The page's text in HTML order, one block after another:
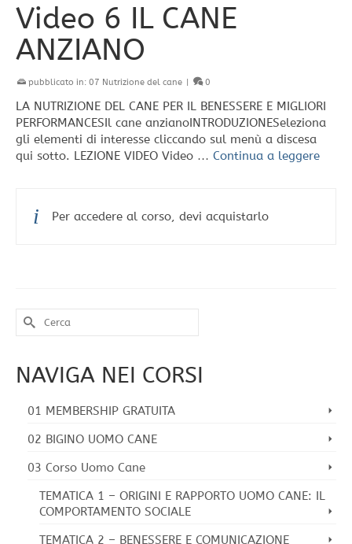
Video 6 IL CANE
ANZIANO
pubblicato in: 07 Nutrizione del cane | 0
LA NUTRIZIONE DEL CANE PER IL BENESSERE E MIGLIORI
PERFORMANCESIl cane anzianoINTRODUZIONESeleziona
gli elementi di interesse cliccando sul menù a discesa
qui sotto. LEZIONE VIDEO Video … Continua a leggere
Per accedere al corso, devi acquistarlo
Cerca
per:
NAVIGA NEI CORSI
01 MEMBERSHIP GRATUITA
02 BIGINO UOMO CANE
03 Corso Uomo Cane
TEMATICA 1 – ORIGINI E RAPPORTO UOMO CANE: IL
COMPORTAMENTO SOCIALE
TEMATICA 2 – BENESSERE E COMUNICAZIONE